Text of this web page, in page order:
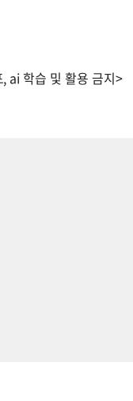
ai 학습 및 활용 금지>